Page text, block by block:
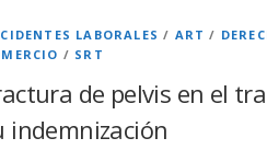
LABORALES / ART /
/ SRT
de pelvis en el
indemnización